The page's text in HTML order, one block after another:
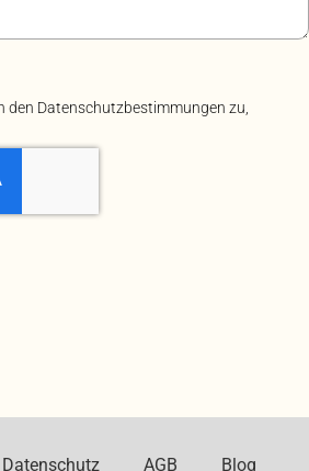
den Datenschutzbestimmungen zu,
Datenschutz AGB Blog